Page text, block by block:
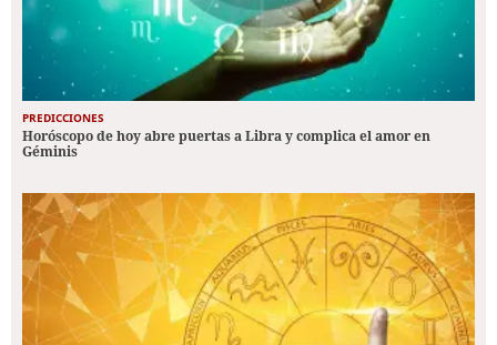
PREDICCIONES
Horóscopo de hoy abre puertas a Libra y complica el amor en
Géminis